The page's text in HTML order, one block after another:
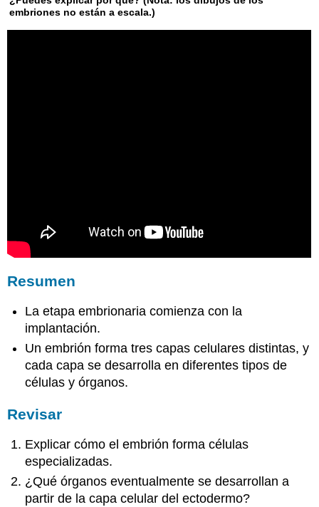
embriones no están a escala.)
Resumen
La etapa embrionaria comienza con la
implantación.
Un embrión forma tres capas celulares distintas, y
cada capa se desarrolla en diferentes tipos de
células y órganos.
Revisar
Explicar cómo el embrión forma células
especializadas.
¿Qué órganos eventualmente se desarrollan a
partir de la capa celular del ectodermo?